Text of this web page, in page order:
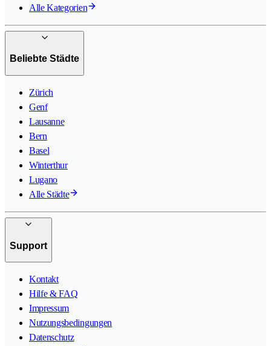
Alle Kategorien
Beliebte Städte
Zürich
Genf
Lausanne
Bern
Basel
Winterthur
Lugano
Alle Städte
Support
Kontakt
Hilfe & FAQ
Impressum
Nutzungsbedingungen
Datenschutz